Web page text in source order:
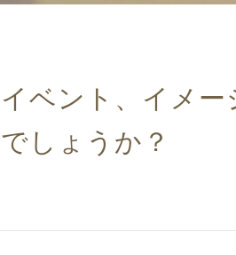
ベント、イメー
しょうか？